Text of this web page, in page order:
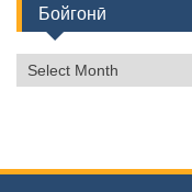
Бойгонӣ
о
н